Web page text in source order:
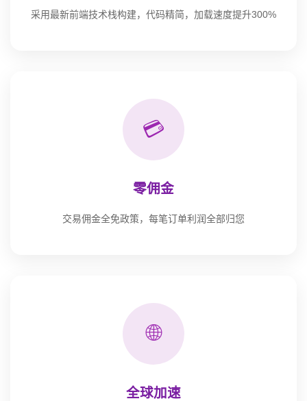
采用最新前端技术栈构建，代码精简，加载速度提升300%
💳
零佣金
交易佣金全免政策，每笔订单利润全部归您
🌐
全球加速